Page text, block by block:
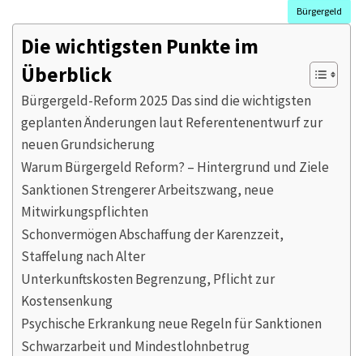
Bürgergeld
Die wichtigsten Punkte im
Überblick
Bürgergeld-Reform 2025 Das sind die wichtigsten
geplanten Änderungen laut Referentenentwurf zur
neuen Grundsicherung
Warum Bürgergeld Reform? – Hintergrund und Ziele
Sanktionen Strengerer Arbeitszwang, neue
Mitwirkungspflichten
Schonvermögen Abschaffung der Karenzzeit,
Staffelung nach Alter
Unterkunftskosten Begrenzung, Pflicht zur
Kostensenkung
Psychische Erkrankung neue Regeln für Sanktionen
Schwarzarbeit und Mindestlohnbetrug